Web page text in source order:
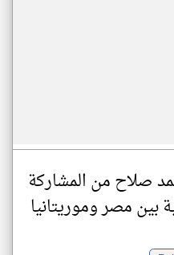
صلاح من المشاركة
بين مصر وموريتانيا